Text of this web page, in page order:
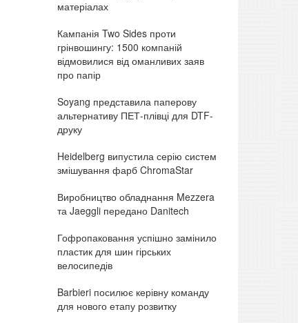
матеріалах
Кампанія Two Sides проти
грінвошингу: 1500 компаній
відмовилися від оманливих заяв
про папір
Soyang представила паперову
альтернативу ПЕТ-плівці для DTF-
друку
Heidelberg випустила серію систем
змішування фарб ChromaStar
Виробництво обладнання Mezzera
та Jaeggli передано Danitech
Гофропаковання успішно замінило
пластик для шин гірських
велосипедів
Barbieri посилює керівну команду
для нового етапу розвитку